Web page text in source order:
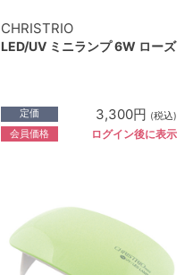
CHRISTRIO
LED/UV ミニランプ 6W ローズ
定価 3,300円 (税込)
会員価格 ログイン後に表示